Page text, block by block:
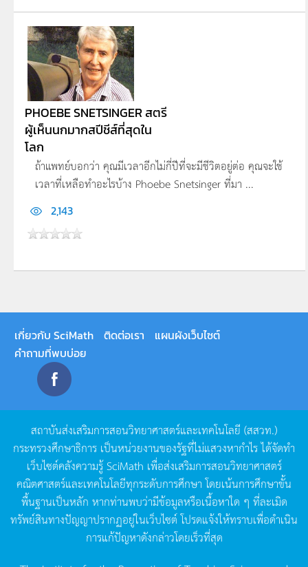
PHOEBE SNETSINGER สตรี
ผู้เห็นนกมากสปีชีส์ที่สุดใน
โลก
ถ้าแพทย์บอกว่า คุณมีเวลาอีกไม่กี่ปีที่จะมีชีวิตอยู่ต่อ คุณจะใช้
เวลาที่เหลือทำอะไรบ้าง Phoebe Snetsinger ที่มา ...
2,143
เกี่ยวกับ SciMath ติดต่อเรา
แผนผังเว็บไซต์
คำถามที่พบบ่อย
สถาบันส่งเสริมการสอนวิทยาศาสตร์และเทคโนโลยี (สสวท.)
กระทรวงศึกษาธิการ เป็นหน่วยงานของรัฐที่ไม่แสวงหากำไรได้จัดทำ
เว็บไซต์คลังความรู้SciMath เพื่อส่งเสริมการสอนวิทยาศาสตร์
คณิตศาสตร์และเทคโนโลยีทุกระดับการศึกษา โดยเน้นการศึกษาขั้น
พื้นฐานเป็นหลัก หากท่านพบว่ามีข้อมูลหรือเนื้อหาใด ๆ ที่ละเมิด
ทรัพย์สินทางปัญญาปรากฏอยู่ในเว็บไซต์โปรดแจ้งให้ทราบเพื่อดำเนิน
การแก้ปัญหาดังกล่าวโดยเร็วที่สุด